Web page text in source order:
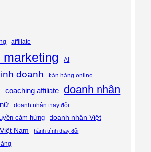
affiliate
marketing AI
doanh bán hàng online
coaching affiliate doanh nhân
doanh nhân thay đổi
cảm hứng
doanh nhân Việt
Nam
hành trình thay đổi